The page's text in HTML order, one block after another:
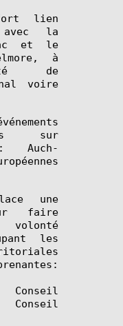
lien
avec la
et le
à
de
voire
sur
Auch-
une
faire
les
Conseil